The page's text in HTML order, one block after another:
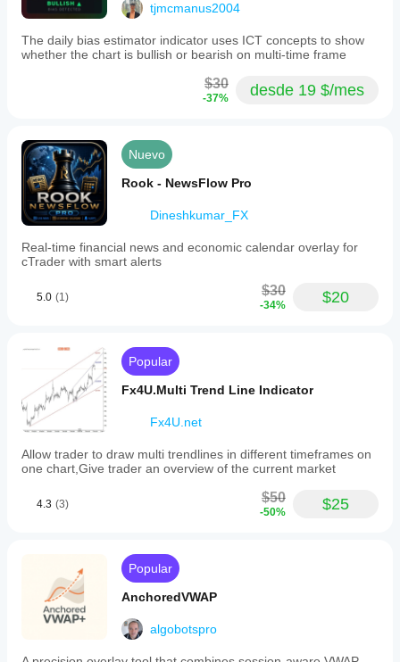
tjmcmanus2004
The daily bias estimator indicator uses ICT concepts to show
whether the chart is bullish or bearish on multi-time frame
$30
-37% desde 19 $/mes
Nuevo
Rook - NewsFlow Pro
Dineshkumar_FX
Real-time financial news and economic calendar overlay for
cTrader with smart alerts
5.0 (1) $30
-34% $20
Popular
Fx4U.Multi Trend Line Indicator
Fx4U.net
Allow trader to draw multi trendlines in different timeframes on
one chart,Give trader an overview of the current market
4.3 (3) $50
-50% $25
Popular
AnchoredVWAP
algobotspro